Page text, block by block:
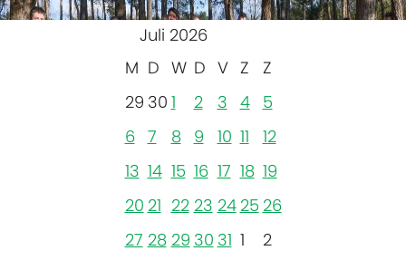
Juli 2026
M D W D V Z
Z
29 30 1 2 3 4
5
6 7 8 9 10 11
12
13 14 15 16 17 18 19
20 21 22 23 24 25 26
27 28 29 30 31 1 2